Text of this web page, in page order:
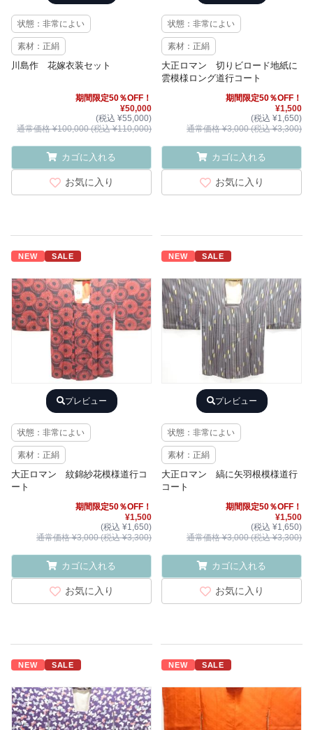
状態：非常によい
素材：正絹
川島作 花嫁衣装セット
期間限定50％OFF！
¥50,000
(税込 ¥55,000)
通常価格 ¥100,000 (税込 ¥110,000)
カゴに入れる
お気に入り
状態：非常によい
素材：正絹
大正ロマン 切りビロード地紙に
雲模様ロング道行コート
期間限定50％OFF！
¥1,500
(税込 ¥1,650)
通常価格 ¥3,000 (税込 ¥3,300)
カゴに入れる
お気に入り
NEW SALE
プレビュー
状態：非常によい
素材：正絹
大正ロマン 紋錦紗花模様道行コ
ート
期間限定50％OFF！
¥1,500
(税込 ¥1,650)
通常価格 ¥3,000 (税込 ¥3,300)
カゴに入れる
お気に入り
NEW SALE
プレビュー
状態：非常によい
素材：正絹
大正ロマン 縞に矢羽根模様道行
コート
期間限定50％OFF！
¥1,500
(税込 ¥1,650)
通常価格 ¥3,000 (税込 ¥3,300)
カゴに入れる
お気に入り
NEW SALE NEW SALE